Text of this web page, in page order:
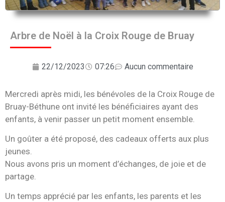
Arbre de Noël à la Croix Rouge de Bruay
22/12/2023 07:26 Aucun commentaire
Mercredi après midi, les bénévoles de la Croix Rouge de
Bruay-Béthune ont invité les bénéficiaires ayant des
enfants, à venir passer un petit moment ensemble.
Un goûter a été proposé, des cadeaux offerts aux plus
jeunes.
Nous avons pris un moment d’échanges, de joie et de
partage.
Un temps apprécié par les enfants, les parents et les